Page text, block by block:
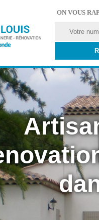
ON VOUS